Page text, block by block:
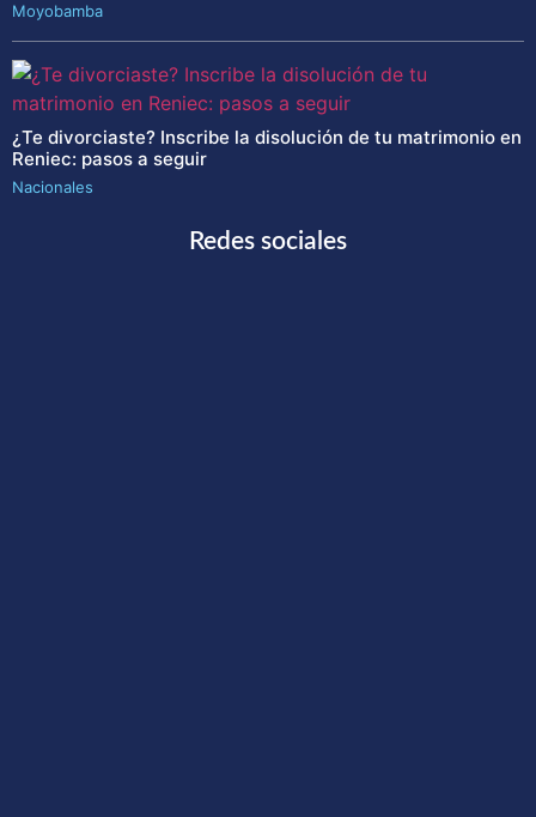
Moyobamba
¿Te divorciaste? Inscribe la disolución de tu matrimonio en
Reniec: pasos a seguir
Nacionales
Redes sociales